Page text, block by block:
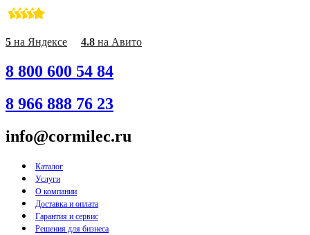
Перейти
к
содержимому
5 на Яндексе 4.8 на Авито
8 800 600 54 84
8 966 888 76 23
info@cormilec.ru
Каталог
Услуги
О компании
Доставка и оплата
Гарантия и сервис
Решения для бизнеса